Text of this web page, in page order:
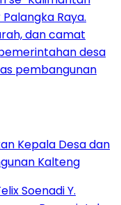
Kepala Desa dan
Kalteng